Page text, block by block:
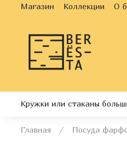
Магазин Коллекции О
Кружки или стаканы
Главная Посуда